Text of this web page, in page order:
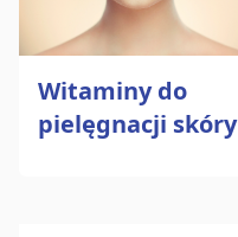
Witaminy do
pielęgnacji skóry